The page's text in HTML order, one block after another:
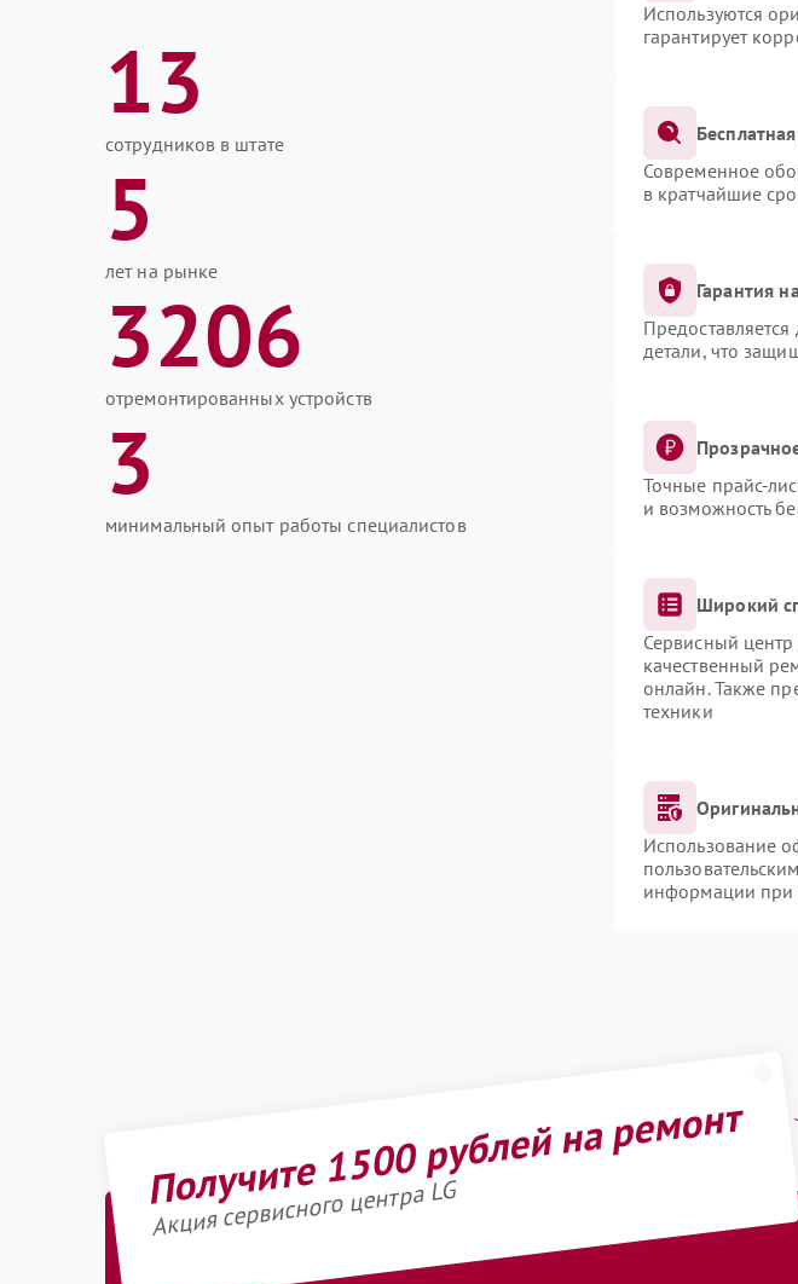
13
сотрудников в штате
5
лет на рынке
3206
отремонтированных устройств
3
минимальный опыт работы специалистов
Используются
гарантирует
Современное
в кратчайшие
Гарантия
детали, что
Точные прайс-
и возможность
Широкий
Сервисный центр
качественный
онлайн. Также
техники
Использование
информации при
Получите 1500 рублей на ремонт
Акция сервисного центра LG